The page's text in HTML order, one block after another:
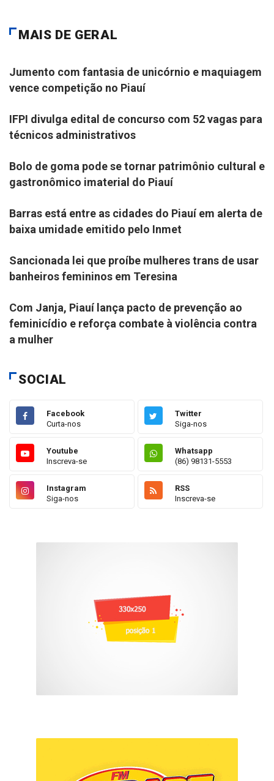
MAIS DE GERAL
GERAL
Jumento com fantasia de unicórnio e maquiagem
vence competição no Piauí
OPORTUNIDADE
IFPI divulga edital de concurso com 52 vagas para
técnicos administrativos
NOTÍCIA
Bolo de goma pode se tornar patrimônio cultural e
gastronômico imaterial do Piauí
ALERTA PARA BAIXA UMIDADE
Barras está entre as cidades do Piauí em alerta de
baixa umidade emitido pelo Inmet
NOTÍCIA
Sancionada lei que proíbe mulheres trans de usar
banheiros femininos em Teresina
NOTÍCIA
Com Janja, Piauí lança pacto de prevenção ao
feminicídio e reforça combate à violência contra
a mulher
SOCIAL
Facebook
Curta-nos
Twitter
Siga-nos
Youtube
Inscreva-se
Whatsapp
(86) 98131-5553
Instagram
Siga-nos
RSS
Inscreva-se